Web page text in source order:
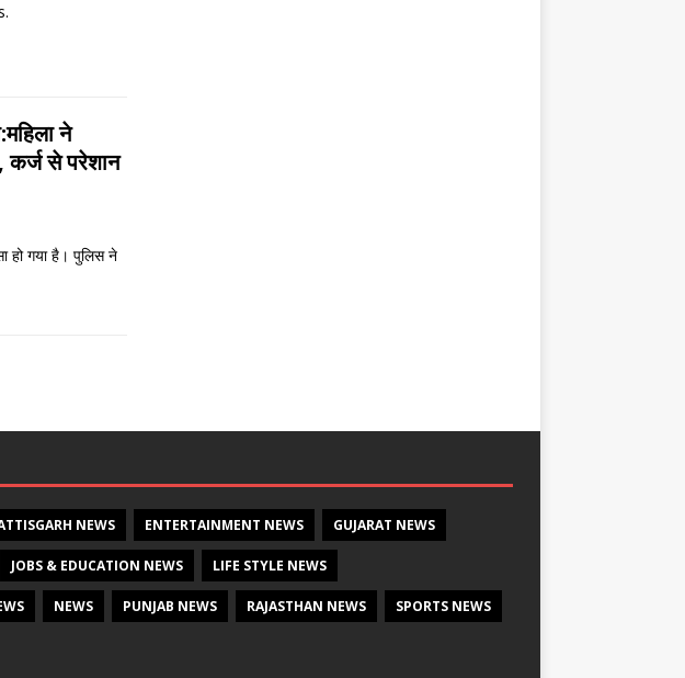
ने
कर्ज से परेशान
हो गया है। पुलिस ने
NEWS ENTERTAINMENT NEWS GUJARAT NEWS
JOBS & EDUCATION NEWS LIFE STYLE NEWS
NEWS PUNJAB NEWS RAJASTHAN NEWS SPORTS NEWS